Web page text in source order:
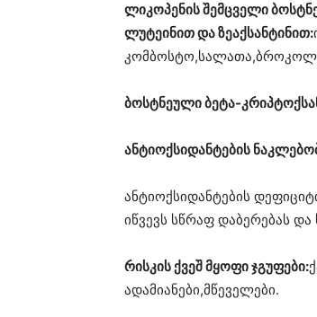
ლიკოპენის შემცველი
ლუტეინით და ზეაქსანტინით:
ბოსტნეული ბეტა-
ანტიოქსიდანტების
ანტიოქსიდანტების
იწვევს სწრაფ დაბერებას
რისკის ქვეშ მყოფი ჯგუფები:
ადამიანები,მწეველები.